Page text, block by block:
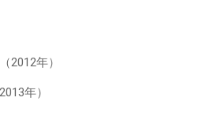
2012年）
年）